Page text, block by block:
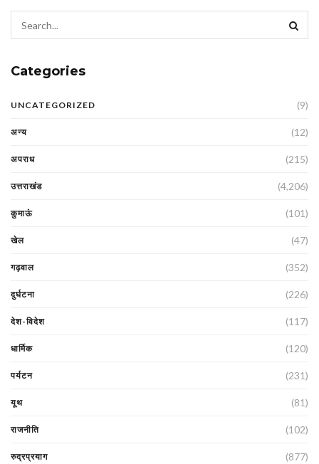
Categories
UNCATEGORIZED (9)
अन्य (12)
अपराध (215)
उत्तराखंड (4,206)
कुमाऊं (101)
खेल (47)
गढ़वाल (352)
दुर्घटना (226)
देश-विदेश (117)
धार्मिक (120)
पर्यटन (231)
यूथ (81)
राजनीति (102)
रुद्रप्रयाग (877)